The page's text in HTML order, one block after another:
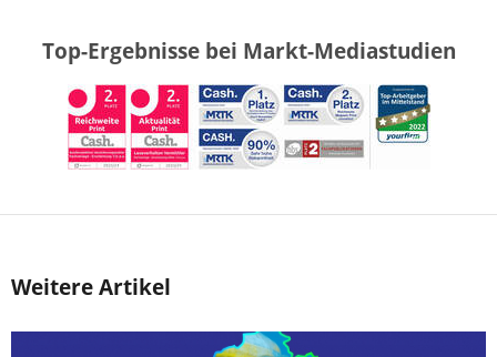
Top-Ergebnisse bei Markt-Mediastudien
Weitere Artikel